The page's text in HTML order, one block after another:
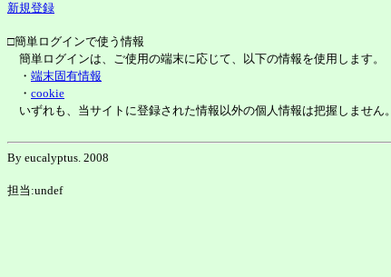
新規登録
□簡単ログインで使う情報
簡単ログインは、ご使用の端末に応じて、以下の情報を使用します。
・ 端末固有情報
・ cookie
いずれも、当サイトに登録された情報以外の個人情報は把握しません。
By eucalyptus. 2008
担当:undef